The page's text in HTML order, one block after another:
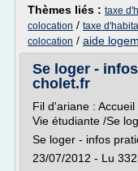
Thèmes liés : taxe
colocation / taxe
colocation / aide
Se loger -
cholet.fr
Fil d'ariane :
Vie étudiante /Se
Se loger - infos
23/07/2012 - Lu